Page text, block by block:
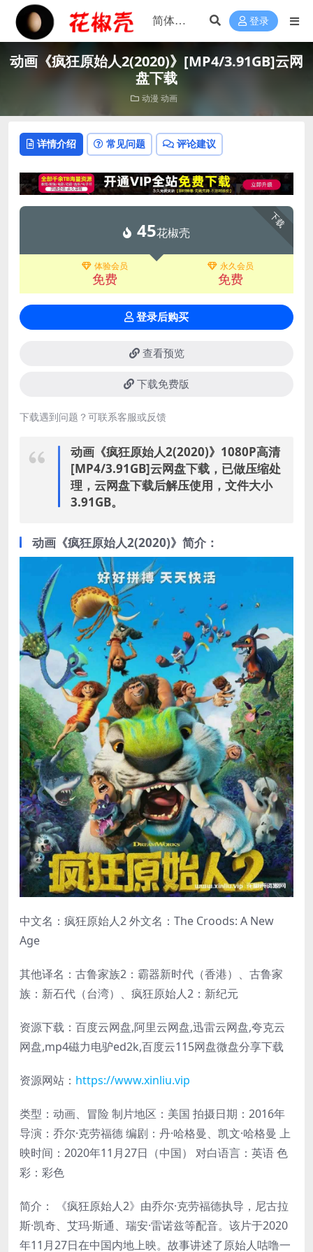
登录
动画《疯狂原始人2(2020)》[MP4/3.91GB]云网
盘下载
动漫 动画
详情介绍 常见问题 评论建议
下载
45花椒壳
体验会员
免费
永久会员
免费
登录后购买
查看预览
下载免费版
下载遇到问题？可联系客服或反馈
动画《疯狂原始人2(2020)》1080P高清
[MP4/3.91GB]云网盘下载，已做压缩处
理，云网盘下载后解压使用，文件大小
3.91GB。
动画《疯狂原始人2(2020)》简介：
中文名：疯狂原始人2 外文名：The Croods: A New
Age
其他译名：古鲁家族2：霸器新时代（香港）、古鲁家
族：新石代（台湾）、疯狂原始人2：新纪元
资源下载：百度云网盘,阿里云网盘,迅雷云网盘,夸克云
网盘,mp4磁力电驴ed2k,百度云115网盘微盘分享下载
资源网站： https://www.xinliu.vip
类型：动画、冒险 制片地区：美国 拍摄日期：2016年
导演：乔尔·克劳福德 编剧：丹·哈格曼、凯文·哈格曼 上
映时间：2020年11月27日（中国） 对白语言：英语 色
彩：彩色
简介： 《疯狂原始人2》由乔尔·克劳福德执导，尼古拉
斯·凯奇、艾玛·斯通、瑞安·雷诺兹等配音。该片于2020
年11月27日在中国内地上映。故事讲述了原始人咕噜一